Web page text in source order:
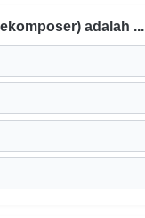
adalah ...